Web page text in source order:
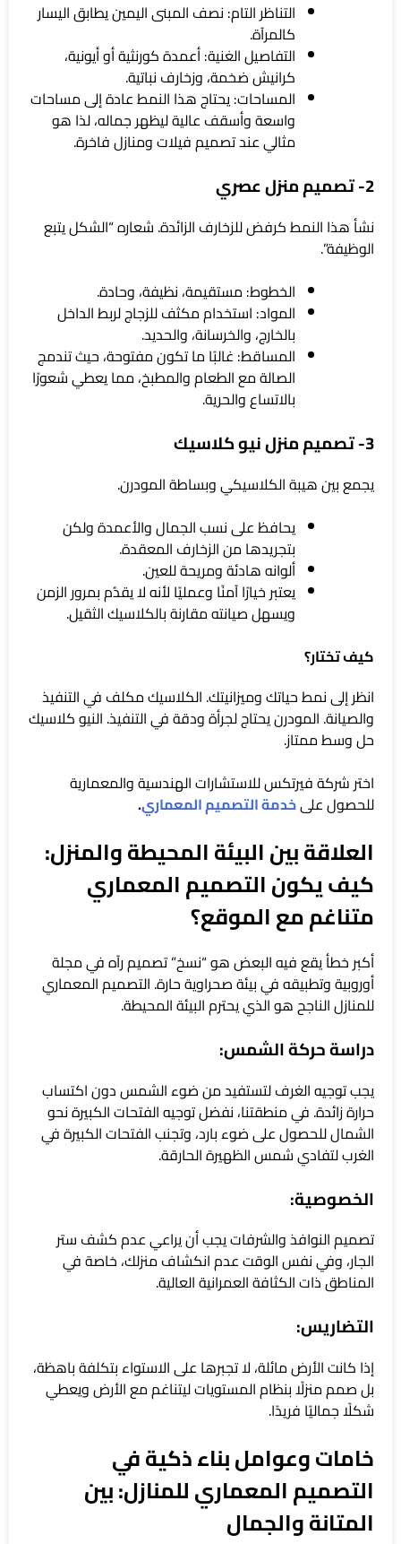
التناظر التام: نصف المبنى اليمين يطابق اليسار
كالمرآة.
التفاصيل الغنية: أعمدة كورنثية أو أيونية،
كرانيش ضخمة، وزخارف نباتية.
المساحات: يحتاج هذا النمط عادة إلى مساحات
واسعة وأسقف عالية ليظهر جماله، لذا هو
مثالي عند تصميم فيلات ومنازل فاخرة.
2- تصميم منزل عصري
نشأ هذا النمط كرفض للزخارف الزائدة. شعاره “الشكل يتبع
الوظيفة”.
الخطوط: مستقيمة، نظيفة، وحادة.
المواد: استخدام مكثف للزجاج لربط الداخل
بالخارج، والخرسانة، والحديد.
المساقط: غالبًا ما تكون مفتوحة، حيث تندمج
الصالة مع الطعام والمطبخ، مما يعطي شعورًا
بالاتساع والحرية.
3- تصميم منزل نيو كلاسيك
يجمع بين هيبة الكلاسيكي وبساطة المودرن.
يحافظ على نسب الجمال والأعمدة ولكن
بتجريدها من الزخارف المعقدة.
ألوانه هادئة ومريحة للعين.
يعتبر خيارًا آمنًا وعمليًا لأنه لا يقدُم بمرور الزمن
ويسهل صيانته مقارنة بالكلاسيك الثقيل.
كيف تختار؟
انظر إلى نمط حياتك وميزانيتك. الكلاسيك مكلف في التنفيذ
والصيانة. المودرن يحتاج لجرأة ودقة في التنفيذ. النيو كلاسيك
حل وسط ممتاز.
اختر شركة فيرتكس للاستشارات الهندسية والمعمارية
للحصول علىخدمة التصميم المعماري.
العلاقة بين البيئة المحيطة والمنزل:
كيف يكون التصميم المعماري
متناغم مع الموقع؟
أكبر خطأ يقع فيه البعض هو “نسخ” تصميم رآه في مجلة
أوروبية وتطبيقه في بيئة صحراوية حارة. التصميم المعماري
للمنازل الناجح هو الذي يحترم البيئة المحيطة.
دراسة حركة الشمس:
يجب توجيه الغرف لتستفيد من ضوء الشمس دون اكتساب
حرارة زائدة. في منطقتنا، نفضل توجيه الفتحات الكبيرة نحو
الشمال للحصول على ضوء بارد، وتجنب الفتحات الكبيرة في
الغرب لتفادي شمس الظهيرة الحارقة.
الخصوصية:
تصميم النوافذ والشرفات يجب أن يراعي عدم كشف ستر
الجار، وفي نفس الوقت عدم انكشاف منزلك، خاصة في
المناطق ذات الكثافة العمرانية العالية.
التضاريس:
إذا كانت الأرض مائلة، لا تجبرها على الاستواء بتكلفة باهظة،
بل صمم منزلًا بنظام المستويات ليتناغم مع الأرض ويعطي
شكلًا جماليًا فريدًا.
خامات وعوامل بناء ذكية في
التصميم المعماري للمنازل: بين
المتانة والجمال